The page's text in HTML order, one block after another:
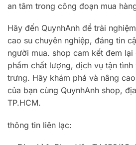
an tâm trong công đoạn mua
Hãy đến QuynhAnh để trải
cao su chuyên nghiệp, đáng tin
người mua. shop cam kết đem lại
phẩm chất lượng, dịch vụ tận
trưng. Hãy khám phá và nâng
của bạn cùng QuynhAnh shop,
TP.HCM.
thông tin liên lạc: